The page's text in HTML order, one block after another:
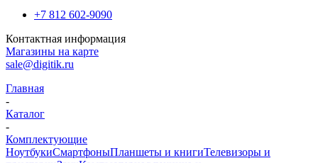
+7 812 602-9090
Контактная информация
Магазины на карте
sale@digitik.ru
Главная
-
Каталог
-
Комплектующие
НоутбукиСмартфоныПланшеты и книгиТелевизоры и